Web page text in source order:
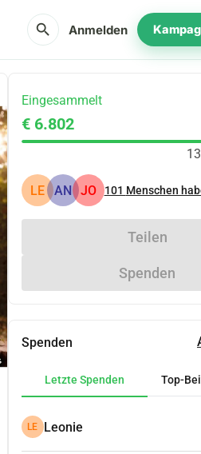
search Anmelden
Eingesammelt
€ 6.802
LE AN JO 101 Menschen
Teilen
Spenden
Spenden
Letzte Spenden Top-
LE Leonie